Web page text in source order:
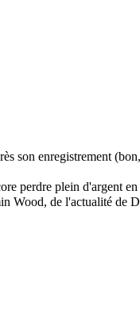
son enregistrement
perdre plein d'argent
Wood, de l'actualité de